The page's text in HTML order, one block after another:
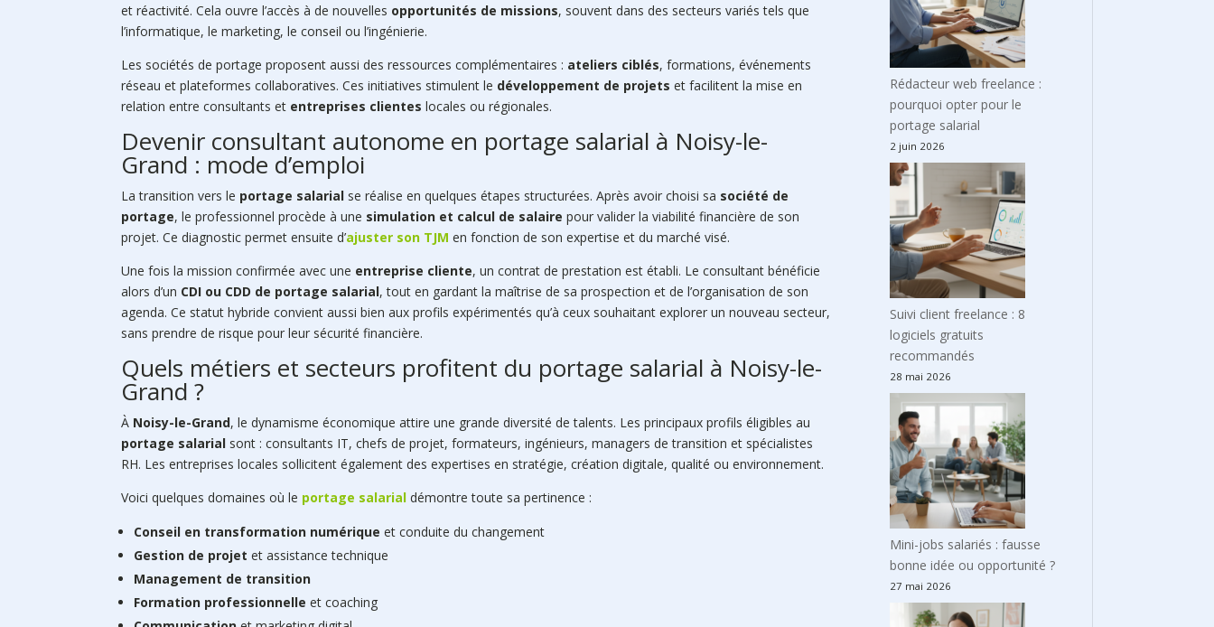
et réactivité. Cela ouvre l’accès à de nouvelles opportunités de missions, souvent dans des secteurs variés tels que
l’informatique, le marketing, le conseil ou l’ingénierie.
Les sociétés de portage proposent aussi des ressources complémentaires : ateliers ciblés, formations, événements
réseau et plateformes collaboratives. Ces initiatives stimulent le développement de projets et facilitent la mise en
relation entre consultants et entreprises clientes locales ou régionales.
Devenir consultant autonome en portage salarial à Noisy-le-
Grand : mode d’emploi
La transition vers le portage salarial se réalise en quelques étapes structurées. Après avoir choisi sa société de
portage, le professionnel procède à une simulation et calcul de salaire pour valider la viabilité financière de son
projet. Ce diagnostic permet ensuite d’ajuster son TJM en fonction de son expertise et du marché visé.
Une fois la mission confirmée avec une entreprise cliente, un contrat de prestation est établi. Le consultant bénéficie
alors d’un CDI ou CDD de portage salarial, tout en gardant la maîtrise de sa prospection et de l’organisation de son
agenda. Ce statut hybride convient aussi bien aux profils expérimentés qu’à ceux souhaitant explorer un nouveau secteur,
sans prendre de risque pour leur sécurité financière.
Quels métiers et secteurs profitent du portage salarial à Noisy-le-
Grand ?
À Noisy-le-Grand, le dynamisme économique attire une grande diversité de talents. Les principaux profils éligibles au
portage salarial sont : consultants IT, chefs de projet, formateurs, ingénieurs, managers de transition et spécialistes
RH. Les entreprises locales sollicitent également des expertises en stratégie, création digitale, qualité ou environnement.
Voici quelques domaines où le portage salarial démontre toute sa pertinence :
Conseil en transformation numérique et conduite du changement
Gestion de projet et assistance technique
Management de transition
Formation professionnelle et coaching
Rédacteur web freelance :
pourquoi opter pour le
portage salarial
2 juin 2026
Suivi client freelance : 8
logiciels gratuits
recommandés
28 mai 2026
Mini-jobs salariés : fausse
bonne idée ou opportunité ?
27 mai 2026